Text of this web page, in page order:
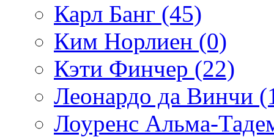
Карл Банг (45)
Ким Норлиен (0)
Кэти Финчер (22)
Леонардо да Винчи
Лоуренс Альма-